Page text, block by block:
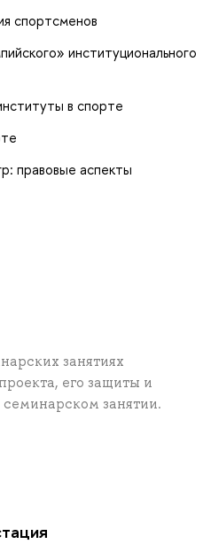
спортсменов
институционального
в спорте
правовые аспекты
занятиях
его защиты и
занятии.